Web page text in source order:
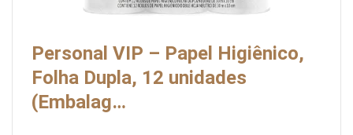
Personal VIP – Papel Higiênico,
Folha Dupla, 12 unidades
(Embalag…